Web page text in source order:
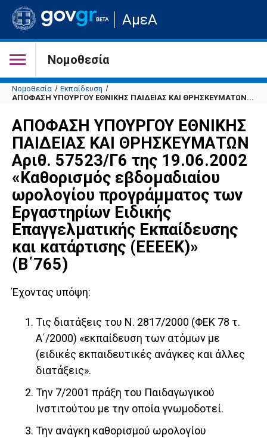
Μετάβαση
στην
σελίδα
του
ΑμεΑ
Νομοθεσία
Νομοθεσία
Εκπαίδευση
ΑΠΟΦΑΣΗ ΥΠΟΥΡΓΟΥ ΕΘΝΙΚΗΣ ΠΑΙΔΕΙΑΣ ΚΑΙ ΘΡΗΣΚΕΥΜΑΤΩΝ...
ΑΠΟΦΑΣΗ ΥΠΟΥΡΓΟΥ ΕΘΝΙΚΗΣ
ΠΑΙΔΕΙΑΣ ΚΑΙ ΘΡΗΣΚΕΥΜΑΤΩΝ
Αριθ. 57523/Γ6 της 19.06.2002
«Καθορισμός εβδομαδιαίου
ωρολογίου προγράμματος των
Εργαστηρίων Ειδικής
Επαγγελματικής Εκπαίδευσης
και κατάρτισης (ΕΕΕΕΚ)»
(Β΄765)
Έχοντας υπόψη:
Τις διατάξεις του Ν. 2817/2000 (ΦΕΚ 78 τ.
Α΄/2000) «εκπαίδευση των ατόμων με
(ειδικές εκπαιδευτικές ανάγκες και άλλες
διατάξεις».
Την 7/2001 πράξη του Παιδαγωγικού
Ινστιτούτου με την οποία γνωμοδοτεί.
Την ανάγκη καθορισμού ωρολογίου